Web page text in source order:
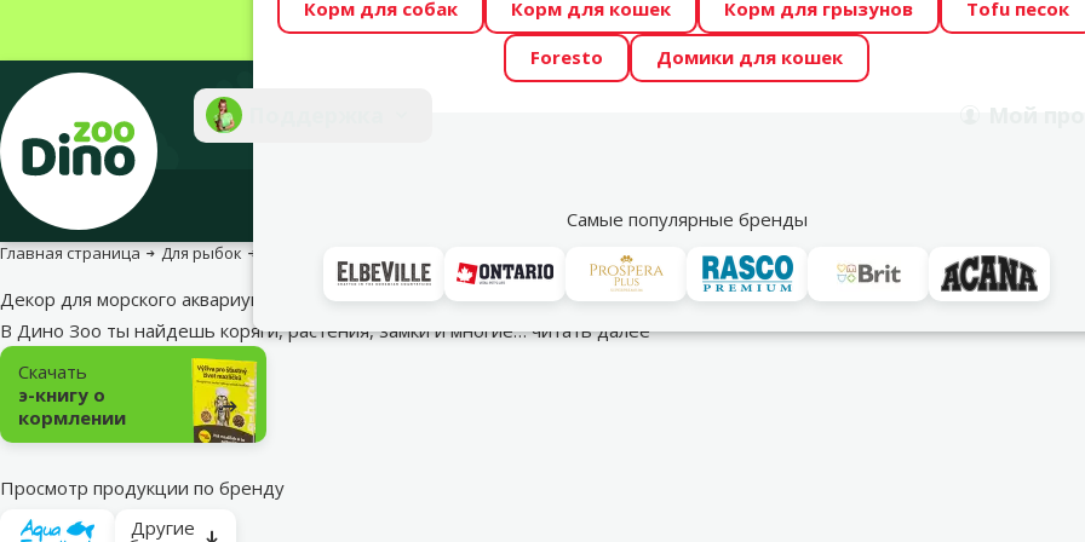
Весь месяц Dino Zoo предлагает отличные цены на ТОП-овые корма! 🍖
Фотоконкурс “GADA ŪSAIŅI”! Возможно Твой питомец станет звездой
Корм для собак Корм для кошек Корм для грызунов
Tofu песок
Foresto
Домики для кошек
Самые популярные бренды
Акции
Главная страница Для рыбок
Декор для морского аквариума
В Дино Зоо ты найдешь коряги, растения, замки и многие…читать далее
Подкатегория
Скачать
э-книгу о
кормлении
Просмотр продукции по бренду
Другие